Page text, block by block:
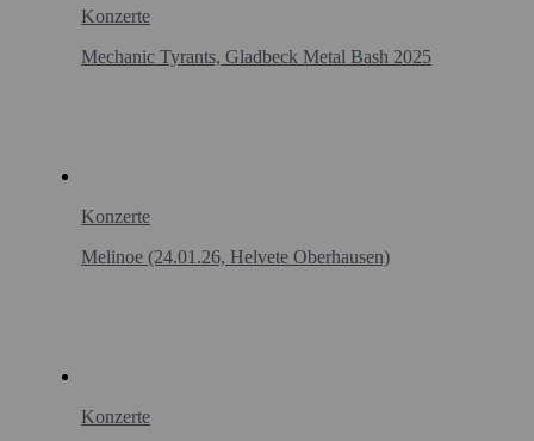
Konzerte
Mechanic Tyrants, Gladbeck Metal Bash 2025
Konzerte
Melinoe (24.01.26, Helvete Oberhausen)
Konzerte